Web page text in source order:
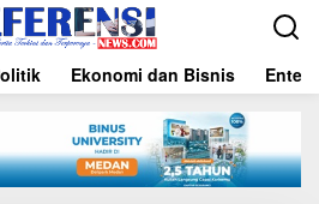
Ekonomi dan Bisnis